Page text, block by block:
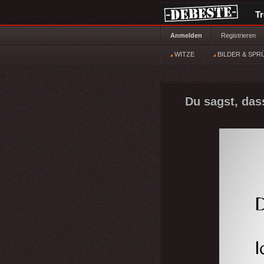
Anmelden Registrieren
WITZE BILDER &
Du sagst,